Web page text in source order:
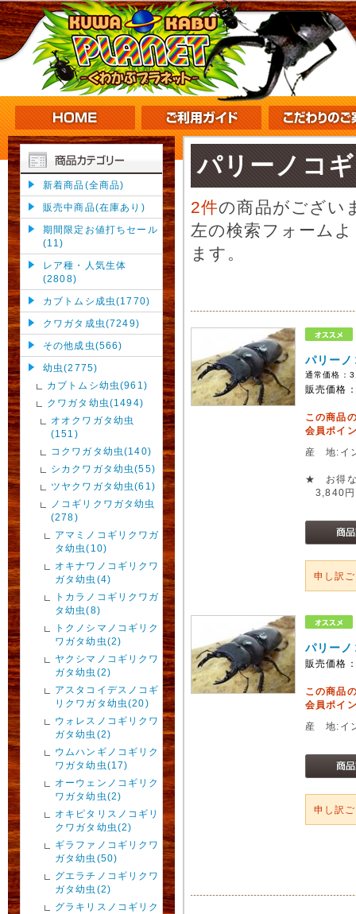
新着商品(全商品)
販売中商品(在庫あり)
期間限定お値打ちセール
(11)
レア種・人気生体
(2808)
カブトムシ成虫(1770)
クワガタ成虫(7249)
その他成虫(566)
幼虫(2775)
カブトムシ幼虫(961)
クワガタ幼虫(1494)
オオクワガタ幼虫
(151)
コクワガタ幼虫(140)
シカクワガタ幼虫(55)
ツヤクワガタ幼虫(61)
ノコギリクワガタ幼虫
(278)
アマミノコギリクワガ
タ幼虫(10)
オキナワノコギリクワ
ガタ幼虫(4)
トカラノコギリクワガ
タ幼虫(8)
トクノシマノコギリク
ワガタ幼虫(2)
ヤクシマノコギリクワ
ガタ幼虫(2)
アスタコイデスノコギ
リクワガタ幼虫(20)
ウォレスノコギリクワ
ガタ幼虫(2)
ウムハンギノコギリク
ワガタ幼虫(17)
オーウェンノコギリク
ワガタ幼虫(2)
オキピタリスノコギリ
クワガタ幼虫(2)
ギラファノコギリクワ
ガタ幼虫(50)
グエラチノコギリクワ
ガタ幼虫(2)
グラキリスノコギリク
パリーノコ
2件の商品がござい
左の検索フォーム
ます。
パリー
通常価格：
販売価格
この商品
会員ポイ
産 地:イ
★ お得
3,840
申し訳
パリー
販売価格
この商品
会員ポイ
産 地:イ
申し訳